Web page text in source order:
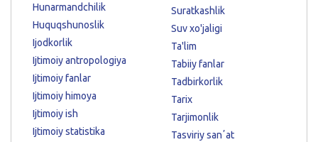
Hunarmandchilik
Huquqshunoslik
Ijodkorlik
Ijtimoiy antropologiya
Ijtimoiy fanlar
Ijtimoiy himoya
Ijtimoiy ish
Ijtimoiy statistika
Suratkashlik
Suv xo'jaligi
Ta'lim
Tabiiy fanlar
Tadbirkorlik
Tarix
Tarjimonlik
Tasviriy sanʼat